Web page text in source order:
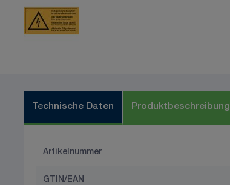
Technische Daten Produktbeschreibung
Artikelnummer
GTIN/EAN